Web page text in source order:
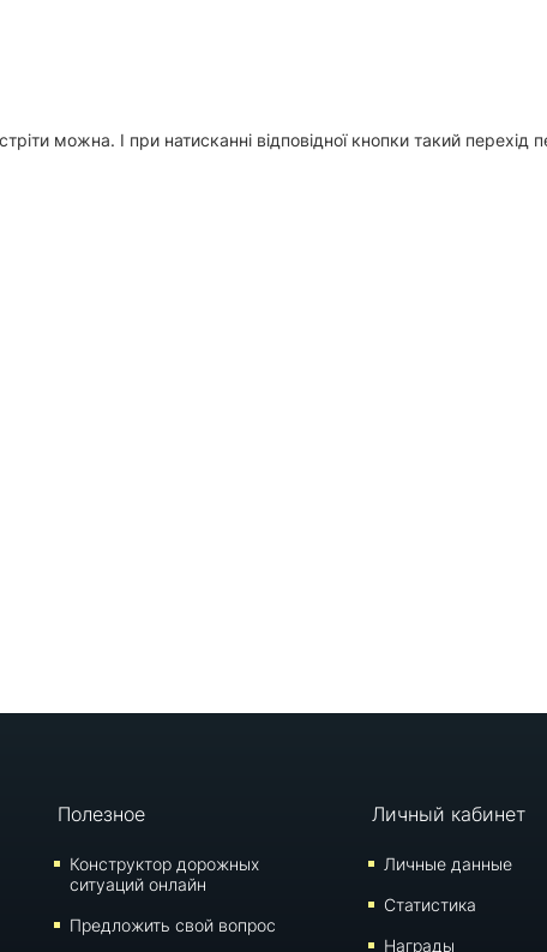
можна. І при натисканні відповідної кнопки такий перехід
Полезное
Конструктор дорожных
ситуаций онлайн
Предложить свой вопрос
Личный кабинет
Личные данные
Статистика
Награды